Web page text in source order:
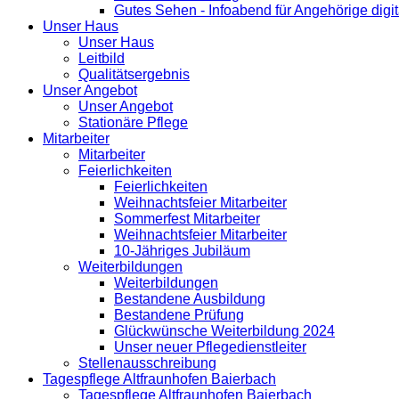
Gutes Sehen - Infoabend für Angehörige
Unser Haus
Unser Haus
Leitbild
Qualitätsergebnis
Unser Angebot
Unser Angebot
Stationäre Pflege
Mitarbeiter
Mitarbeiter
Feierlichkeiten
Feierlichkeiten
Weihnachtsfeier Mitarbeiter
Sommerfest Mitarbeiter
Weihnachtsfeier Mitarbeiter
10-Jähriges Jubiläum
Weiterbildungen
Weiterbildungen
Bestandene Ausbildung
Bestandene Prüfung
Glückwünsche Weiterbildung 2024
Unser neuer Pflegedienstleiter
Stellenausschreibung
Tagespflege Altfraunhofen Baierbach
Tagespflege Altfraunhofen Baierbach